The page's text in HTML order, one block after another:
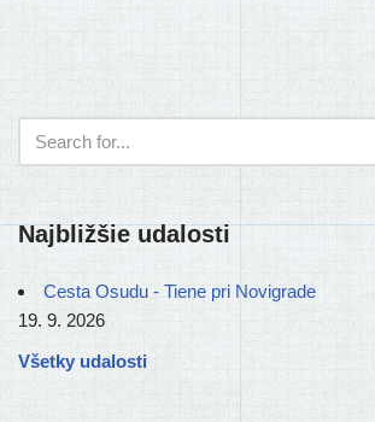
Najbližšie udalosti
Cesta Osudu - Tiene pri Novigrade
19. 9. 2026
Všetky udalosti